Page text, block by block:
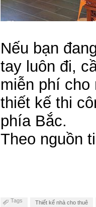
Nếu bạn
tay luôn đi,
miễn phí
thiết kế thi
phía Bắc.
Theo nguồn
Tags Thiết kế nhà cho thuê